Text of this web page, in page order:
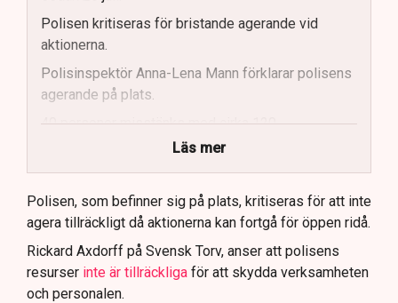
Polisen kritiseras för bristande agerande vid
aktionerna.
Polisinspektör Anna-Lena Mann förklarar polisens
agerande på plats.
40 personer misstänks med cirka 120
brottsmisstankar kopplade.
Polisen använder drönare och uniformerad polis
för att dokumentera bevis.
Samtidigt är polisarbetet komplext när det gäller
att navigera juridiska rättigheter och gränser.
Läs mer
Polisen, som befinner sig på plats, kritiseras för att inte
agera tillräckligt då aktionerna kan fortgå för öppen ridå.
Rickard Axdorff på Svensk Torv, anser att polisens
resurser inte är tillräckliga för att skydda verksamheten
och personalen.